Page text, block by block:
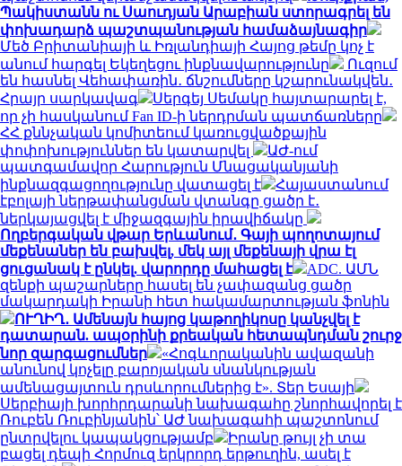
Պակիստանն ու Սաուդյան Արաբիան ստորագրել են
փոխադարձ պաշտպանության համաձայնագիր
Մեծ Բրիտանիայի և Իռլանդիայի Հայոց թեմը կոչ է
անում հարգել Եկեղեցու ինքնավարությունը
Ուզում
են հասնել Վեհափառին․ ճնշումները կշարունակվեն․
Հրայր սարկավագ
Սերգեյ Սեմակը հայտարարել է,
որ չի հասկանում Fan ID-ի ներդրման պատճառները
ՀՀ քննչական կոմիտեում կառուցվածքային
փոփոխություններ են կատարվել
ԱԺ-ում
պատգամավոր Հարություն Մնացականյանի
ինքնազգացողությունը վատացել է
Հայաստանում
էբոլայի ներթափանցման վտանգը ցածր է․
ներկայացվել է միջազգային իրավիճակը
Ողբերգական վթար Երևանում․ Գայի պողոտայում
մեքենաներ են բախվել, մեկ այլ մեքենայի վրա էլ
ցուցանակ է ընկել. վարորդը մահացել է
ADC. ԱՄՆ
զենքի պաշարները հասել են չափազանց ցածր
մակարդակի Իրանի հետ հակամարտության ֆոնին
ՈՒՂԻՂ․ Ամենայն հայոց կաթողիկոսը կանչվել է
դատարան. ապօրինի քրեական հետապնդման շուրջ
նոր զարգացումներ
«Հոգևորականին ավազանի
անունով կոչելը բարոյական սնանկության
ամենացայտուն դրսևորումներից է». Տեր Եսայի
Սերբիայի խորհրդարանի նախագահը շնորհավորել է
Ռուբեն Ռուբինյանին՝ ԱԺ նախագահի պաշտոնում
ընտրվելու կապակցությամբ
Իրանը թույլ չի տա
բացել դեպի Հորմուզ երկրորդ երթուղին, ասել է